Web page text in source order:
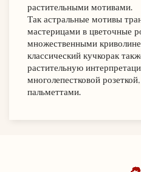
растительными мотивами.
Так астральные мотивы
мастерицами в цветочные
множественными
классический кучкорак
растительную
многолепестковой
пальметтами.